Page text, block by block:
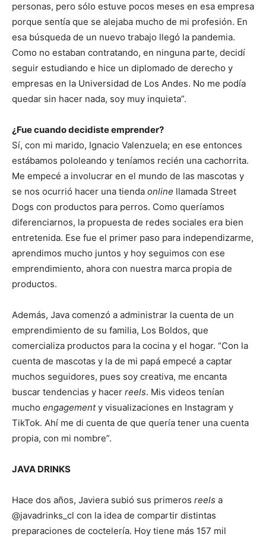
personas, pero sólo estuve pocos meses en esa empresa
porque sentía que se alejaba mucho de mi profesión. En
esa búsqueda de un nuevo trabajo llegó la pandemia.
Como no estaban contratando, en ninguna parte, decidí
seguir estudiando e hice un diplomado de derecho y
empresas en la Universidad de Los Andes. No me podía
quedar sin hacer nada, soy muy inquieta”.
¿Fue cuando decidiste emprender?
Sí, con mi marido, Ignacio Valenzuela; en ese entonces
estábamos pololeando y teníamos recién una cachorrita.
Me empecé a involucrar en el mundo de las mascotas y
se nos ocurrió hacer una tienda online llamada Street
Dogs con productos para perros. Como queríamos
diferenciarnos, la propuesta de redes sociales era bien
entretenida. Ese fue el primer paso para independizarme,
aprendimos mucho juntos y hoy seguimos con ese
emprendimiento, ahora con nuestra marca propia de
productos.
Además, Java comenzó a administrar la cuenta de un
emprendimiento de su familia, Los Boldos, que
comercializa productos para la cocina y el hogar. “Con la
cuenta de mascotas y la de mi papá empecé a captar
muchos seguidores, pues soy creativa, me encanta
buscar tendencias y hacer reels. Mis videos tenían
mucho engagementy visualizaciones en Instagram y
TikTok. Ahí me di cuenta de que quería tener una cuenta
propia, con mi nombre”.
JAVA DRINKS
Hace dos años, Javiera subió sus primeros reels a
@javadrinks_cl con la idea de compartir distintas
preparaciones de coctelería. Hoy tiene más 157 mil